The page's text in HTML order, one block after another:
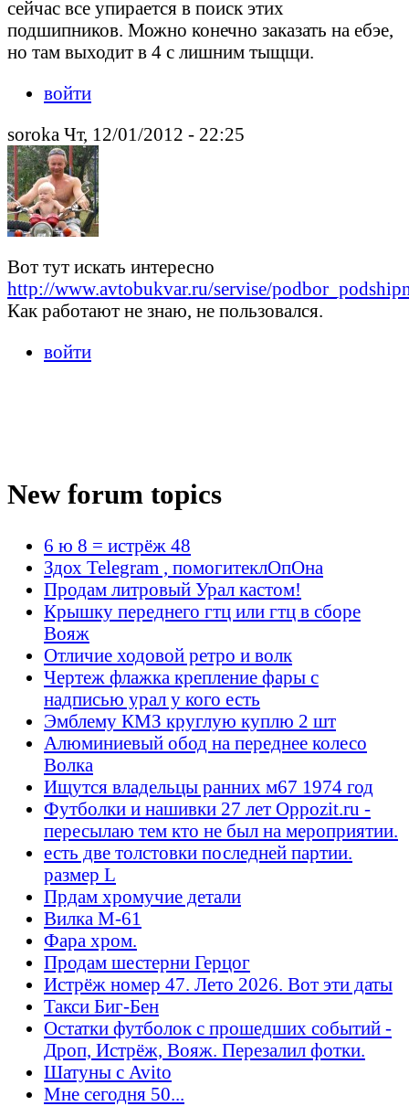
сейчас все упирается в поиск этих
подшипников. Можно конечно заказать на ебэе,
но там выходит в 4 с лишним тыщщи.
войти
soroka Чт, 12/01/2012 - 22:25
Вот тут искать интересно
http://www.avtobukvar.ru/servise/
Как работают не знаю, не пользовался.
войти
New forum topics
6 ю 8 = истрёж 48
Здох Telegram , помогитеклОпОна
Продам литровый Урал кастом!
Крышку переднего гтц или гтц в сборе
Вояж
Отличие ходовой ретро и волк
Чертеж флажка крепление фары с
надписью урал у кого есть
Эмблему КМЗ круглую куплю 2 шт
Алюминиевый обод на переднее колесо
Волка
Ищутся владельцы ранних м67 1974 год
Футболки и нашивки 27 лет Oppozit.ru -
пересылаю тем кто не был на мероприятии.
есть две толстовки последней партии.
размер L
Прдам хромучие детали
Вилка М-61
Фара хром.
Продам шестерни Герцог
Истрёж номер 47. Лето 2026. Вот эти даты
Такси Биг-Бен
Остатки футболок с прошедших событий -
Дроп, Истрёж, Вояж. Перезалил фотки.
Шатуны с Avito
Мне сегодня 50...